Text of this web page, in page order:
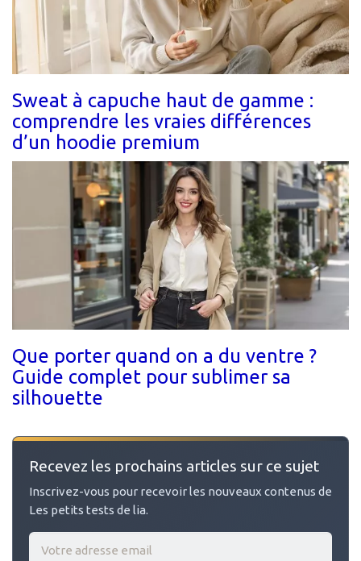
Sweat à capuche haut de gamme :
comprendre les vraies différences
d’un hoodie premium
Que porter quand on a du ventre ?
Guide complet pour sublimer sa
silhouette
Recevez les prochains articles sur ce sujet
Inscrivez-vous pour recevoir les nouveaux contenus de
Les petits tests de lia.